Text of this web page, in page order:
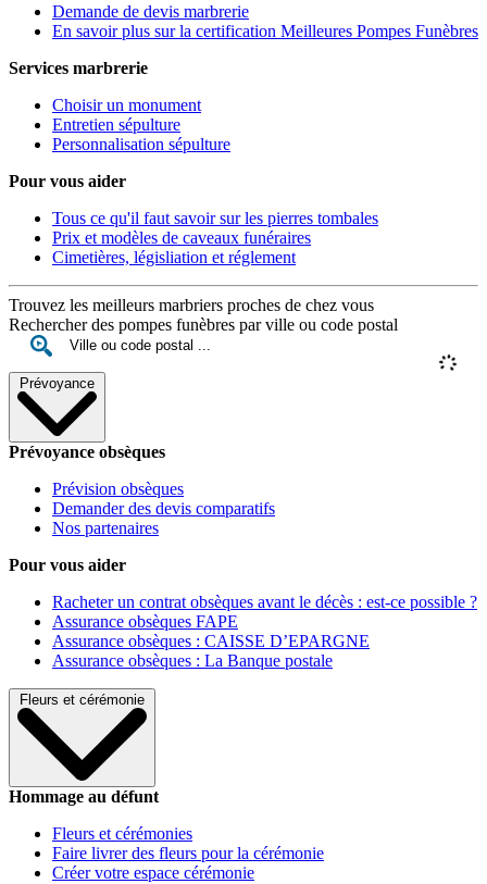
Demande de devis marbrerie
En savoir plus sur la certification Meilleures Pompes Funèbres
Services marbrerie
Choisir un monument
Entretien sépulture
Personnalisation sépulture
Pour vous aider
Tous ce qu'il faut savoir sur les pierres tombales
Prix et modèles de caveaux funéraires
Cimetières, législiation et réglement
Trouvez les meilleurs marbriers proches de chez vous
Rechercher des pompes funèbres par ville ou code postal
Prévoyance
Prévoyance obsèques
Prévision obsèques
Demander des devis comparatifs
Nos partenaires
Pour vous aider
Racheter un contrat obsèques avant le décès : est-ce possible ?
Assurance obsèques FAPE
Assurance obsèques : CAISSE D’EPARGNE
Assurance obsèques : La Banque postale
Fleurs et cérémonie
Hommage au défunt
Fleurs et cérémonies
Faire livrer des fleurs pour la cérémonie
Créer votre espace cérémonie